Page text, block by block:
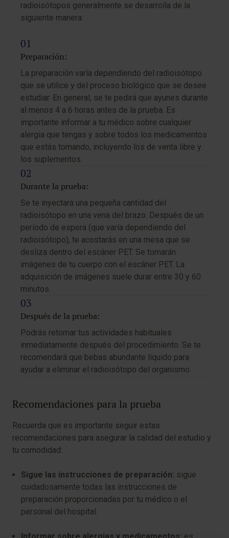
radioisótopos generalmente se desarrolla de la
siguiente manera:
Preparación:
La preparación varía dependiendo del radioisótopo
que se utilice y del proceso biológico que se desee
estudiar. En general, se te pedirá que ayunes durante
al menos 4 a 6 horas antes de la prueba. Es
importante informar a tu médico sobre cualquier
alergia que tengas y sobre todos los medicamentos
que estás tomando, incluyendo los de venta libre y
los suplementos.
Durante la prueba:
Se te inyectará una pequeña cantidad del
radioisótopo en una vena del brazo. Después de un
período de espera (que varía dependiendo del
radioisótopo), te acostarás en una mesa que se
desliza dentro del escáner PET. Se tomarán
imágenes de tu cuerpo con el escáner PET. La
adquisición de imágenes suele durar entre 30 y 60
minutos.
Después de la prueba:
Podrás retomar tus actividades habituales
inmediatamente después del procedimiento. Se te
recomendará que bebas abundante líquido para
ayudar a eliminar el radioisótopo del organismo.
Recomendaciones para la prueba
Recuerda que es importante seguir estas
recomendaciones para asegurar la calidad del estudio y
tu comodidad:
Sigue las instrucciones de preparación: sigue
cuidadosamente todas las instrucciones de
preparación proporcionadas por tu médico o el
personal del hospital.